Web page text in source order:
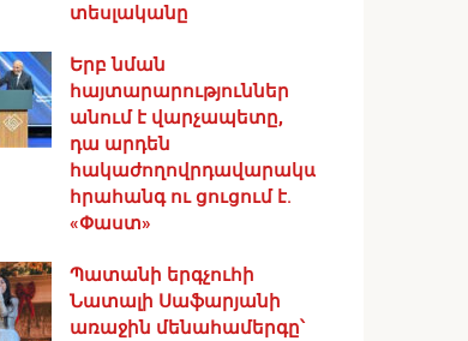
տեսլականը
Երբ նման
հայտարարություններ
անում է վարչապետը,
դա արդեն
հակաժողովրդավարական
հրահանգ ու ցուցում է.
«Փաստ»
Պատանի երգչուհի
Նատալի Սաֆարյանի
առաջին մենահամերգը՝